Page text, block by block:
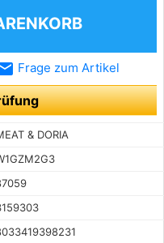
Frage zum Artikel
& DORIA